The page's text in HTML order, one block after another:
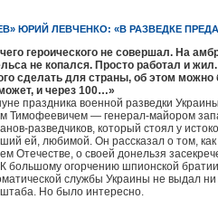
ЮРИЙ ЛЕВЧЕНКО: «В РАЗВЕДКЕ
героического не совершал. На
не копался. Просто работал и
сделать для страны, об этом можно
и через 100…»
праздника военной разведки
Тимофеевичем — генерал-майором
разведчиков, который стоял у
ей, любимой. Он рассказал о том, как
Отечестве, о своей донельзя
большому огорчению шпионской
службы Украины не выдал
Но было интересно.